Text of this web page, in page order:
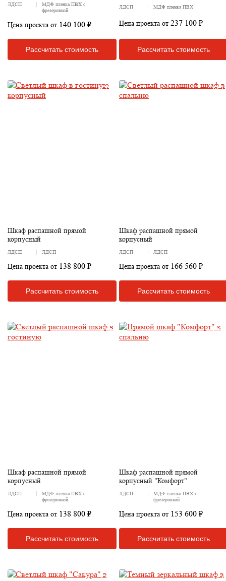
ЛДСП
МДФ пленка ПВХ с
фрезеровкой
Цена проекта от 140 100 ₽
Рассчитать стоимость
ЛДСП МДФ пленка ПВХ
Цена проекта от 237 100 ₽
Рассчитать стоимость
Шкаф распашной прямой
корпусный
ЛДСП ЛДСП
Цена проекта от 138 800 ₽
Рассчитать стоимость
Шкаф распашной прямой
корпусный
ЛДСП ЛДСП
Цена проекта от 166 560 ₽
Рассчитать стоимость
Шкаф распашной прямой
корпусный
ЛДСП
МДФ пленка ПВХ с
фрезеровкой
Цена проекта от 138 800 ₽
Рассчитать стоимость
Шкаф распашной прямой
корпусный "Комфорт"
ЛДСП
МДФ пленка ПВХ с
фрезеровкой
Цена проекта от 153 600 ₽
Рассчитать стоимость